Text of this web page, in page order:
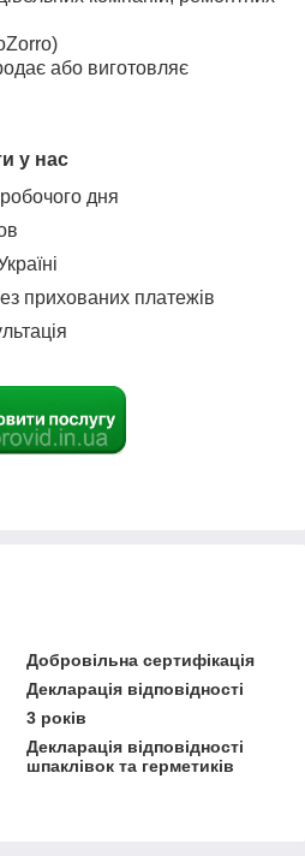
або виготовляє
у нас
дня
прихованих платежів
Добровільна сертифікація
Декларація відповідності
3 років
Декларація відповідності
шпаклівок та герметиків